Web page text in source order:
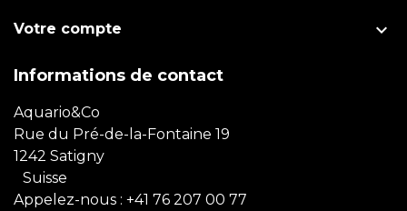
Votre compte 
Informations de contact
Aquario&Co
Rue du Pré-de-la-Fontaine 19
1242 Satigny
Suisse
Appelez-nous : +41 76 207 00 77